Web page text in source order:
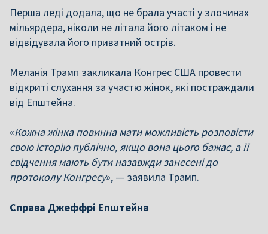
Перша леді додала, що не брала участі у злочинах
мільярдера, ніколи не літала його літаком і не
відвідувала його приватний острів.
Меланія Трамп закликала Конгрес США провести
відкриті слухання за участю жінок, які постраждали
від Епштейна.
«Кожна жінка повинна мати можливість розповісти
свою історію публічно, якщо вона цього бажає, а її
свідчення мають бути назавжди занесені до
протоколу Конгресу», — заявила Трамп.
Справа Джеффрі Епштейна